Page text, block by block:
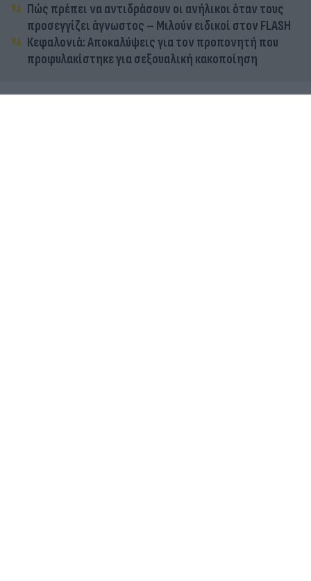
Πώς πρέπει να αντιδράσουν οι ανήλικοι όταν τους
προσεγγίζει άγνωστος – Μιλούν ειδικοί στον FLASH
Κεφαλονιά: Αποκαλύψεις για τον προπονητή που
προφυλακίστηκε για σεξουαλική κακοποίηση